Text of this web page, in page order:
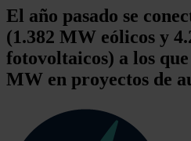
El año pasado se
(1.382 MW eólicos y
fotovoltaicos) a los
MW en proyectos de